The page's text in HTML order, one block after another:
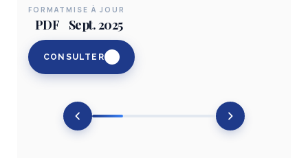
FORMAT
PDF
MISE À JOUR
Sept. 2025
CONSULTER